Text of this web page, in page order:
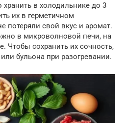
в холодильнике до 3
их в герметичном
потеряли свой вкус и аромат.
в микроволновой печи, на
Чтобы сохранить их сочность,
бульона при разогревании.